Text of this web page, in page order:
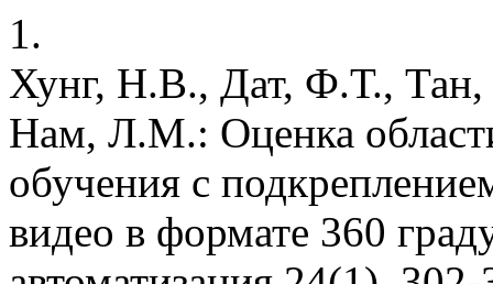
1.
Хунг, Н.В., Дат, Ф.Т.,
Нам, Л.М.: Оценка
обучения с
видео в формате 360